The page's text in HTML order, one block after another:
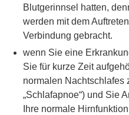
Blutgerinnsel hatten,
werden mit dem
Verbindung gebracht.
wenn Sie eine
Sie für kurze Zeit
normalen Nachtschlafes
„Schlafapnoe“) und Sie
Ihre normale